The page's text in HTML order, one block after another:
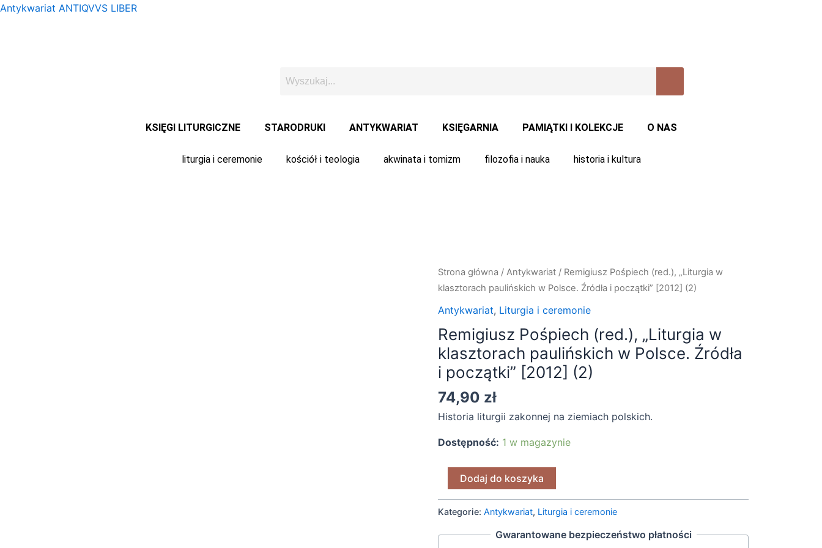
Przejdź
Antykwariat ANTIQVVS LIBER
KSIĘGI LITURGICZNE STARODRUKI ANTYKWARIAT KSIĘGARNIA PAMIĄTKI I KOLEKCJE O NAS
liturgia i ceremonie kościół i teologia akwinata i tomizm filozofia i nauka historia i kultura
Strona główna /Antykwariat / Remigiusz Pośpiech (red.), „Liturgia w
klasztorach paulińskich w Polsce. Źródła i początki” [2012] (2)
Antykwariat, Liturgia i ceremonie
Remigiusz Pośpiech (red.), „Liturgia w
klasztorach paulińskich w Polsce. Źródła
i początki” [2012] (2)
74,90 zł
Historia liturgii zakonnej na ziemiach polskich.
Dostępność: 1 w magazynie
ilość
Remigiusz
Pośpiech
(red.),
"Liturgia
w
klasztorach
paulińskich
w
Polsce.
i
[2012]Dodaj do koszyka
Kategorie:Antykwariat, Liturgia i ceremonie
Gwarantowane bezpieczeństwo płatności